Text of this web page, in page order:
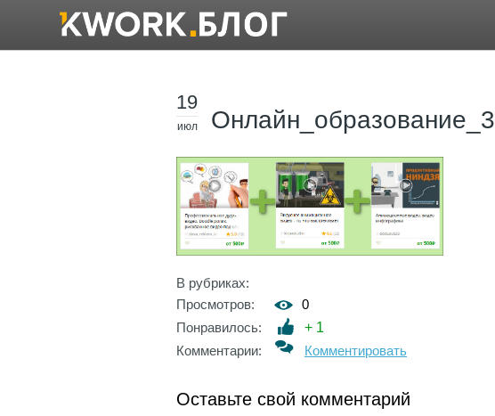
19
июл Онлайн_образование_3
В рубриках:
Просмотров:
0
Понравилось:
+ 1
Комментарии:
Комментировать
Оставьте свой комментарий